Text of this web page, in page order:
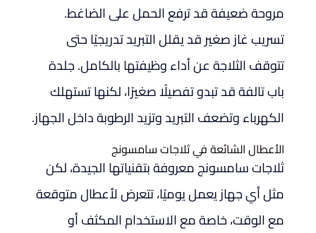
مروحة ضعيفة قد ترفع الحمل على الضاغط.
تسريب غاز صغير قد يقلل التبريد تدريجيًا حتى
تتوقف الثلاجة عن أداء وظيفتها بالكامل. جلدة
باب تالفة قد تبدو تفصيلًا صغيرًا، لكنها تستهلك
الكهرباء وتضعف التبريد وتزيد الرطوبة داخل الجهاز.
الأعطال الشائعة في ثلاجات سامسونج
ثلاجات سامسونج معروفة بتقنياتها الجيدة، لكن
مثل أي جهاز يعمل يوميًا، تتعرض لأعطال متوقعة
مع الوقت، خاصة مع الاستخدام المكثف أو